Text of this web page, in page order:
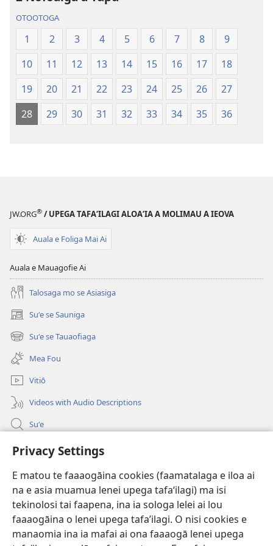
Privacy Settings
E matou te faaaogāina cookies (faamatalaga e iloa ai
na e asia muamua lenei upega tafaʻilagi) ma isi
tekinolosi tai faapena, ina ia sologa lelei ai lou
faaaogāina o lenei upega tafa’ilagi. O nisi cookies e
manaomia ina ia mafai ai ona faaaogā lenei upega
le
Faaliliuga
a
le
Lalolagi
Fou
Faaliliuga
le
Lalolagi
Fou
(Toe
OTOOTOGA
1 2 3 4 5 6 7 8
9
10
11 12 13 14 15 16 17
18
19
20 21 22 23 24 25 26
27
28
29 30 31 32 33 34 35 36
JW.ORG® / UPEGA TAFA‘ILAGI ALOA‘IA A MOLIMAU A IEOVA
Auala e Foliga Mai Ai
Auala e Mauagofie Ai
Talosaga mo se Asiasiga
Suʻe se Sauniga
(tatala
se
isi
polokalame)
Suʻe se Tauaofiaga
(tatala
se
isi
polokalame)
Mea Fou
Vitiō
Videos with Audio Descriptions
Suʻe
Faamatalaga mo Ofisa o le Malo
(tatala
se
polokalame)
Lomiga Faale-Tusi Paia I LE INITANETI™
(tatala